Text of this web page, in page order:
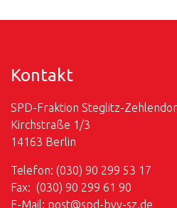
Kontakt
SPD-Fraktion Steglitz-
Kirchstraße 1/3
14163 Berlin
Telefon: (030) 90 299 53 17
Fax: (030) 90 299 61 90
E-Mail: post@spd-bvv-sz.de